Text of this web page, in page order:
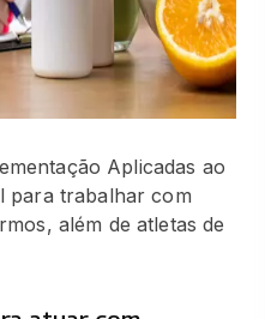
Aplicadas ao
para trabalhar com
além de atletas de